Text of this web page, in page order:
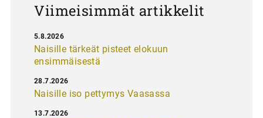
Viimeisimmät artikkelit
Naisille tärkeät pisteet elokuun
ensimmäisestä
5.8.2026
Naisille iso pettymys Vaasassa
28.7.2026
13.7.2026